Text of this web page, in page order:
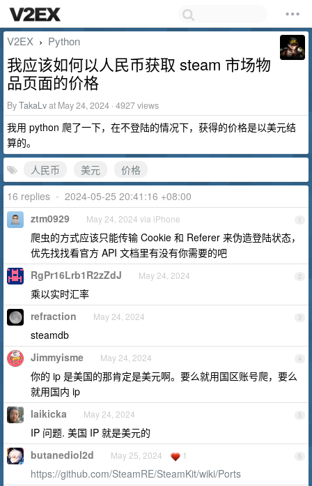
V2EX › Python
我应该如何以人民币获取 steam 市场物
品页面的价格
ByTakaLvat May 24, 2024 · 4927 views
我用 python 爬了一下，在不登陆的情况下，获得的价格是以美元结
算的。
人民币
美元
价格
16 replies • 2024-05-25 20:41:16 +08:00
1
ztm0929 May 24, 2024 via iPhone
爬虫的方式应该只能传输 Cookie 和 Referer 来伪造登陆状态，
优先找找看官方 API 文档里有没有你需要的吧
2
RgPr16Lrb1R2zZdJ May 24, 2024
乘以实时汇率
3
refraction May 24, 2024
steamdb
4
Jimmyisme May 24, 2024
你的 ip 是美国的那肯定是美元啊。要么就用国区账号爬，要么
就用国内 ip
5
laikicka May 24, 2024
IP 问题. 美国 IP 就是美元的
6
butanediol2d May 25, 2024 1
https://github.com/SteamRE/SteamKit/wiki/Ports